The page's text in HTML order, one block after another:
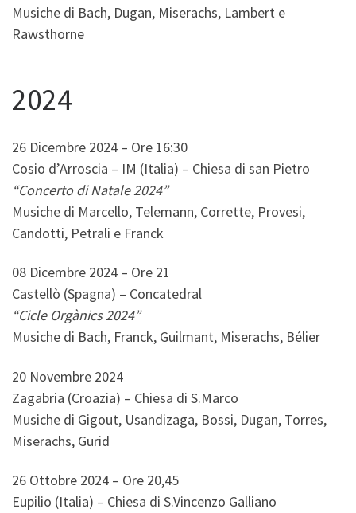
Musiche di Bach, Dugan, Miserachs, Lambert e
Rawsthorne
2024
26 Dicembre 2024 – Ore 16:30
Cosio d’Arroscia – IM (Italia) – Chiesa di san Pietro
“Concerto di Natale 2024”
Musiche di Marcello, Telemann, Corrette, Provesi,
Candotti, Petrali e Franck
08 Dicembre 2024 – Ore 21
Castellò (Spagna) – Concatedral
“Cicle Orgànics 2024”
Musiche di Bach, Franck, Guilmant, Miserachs, Bélier
20 Novembre 2024
Zagabria (Croazia) – Chiesa di S.Marco
Musiche di Gigout, Usandizaga, Bossi, Dugan, Torres,
Miserachs, Gurid
26 Ottobre 2024 – Ore 20,45
Eupilio (Italia) – Chiesa di S.Vincenzo Galliano